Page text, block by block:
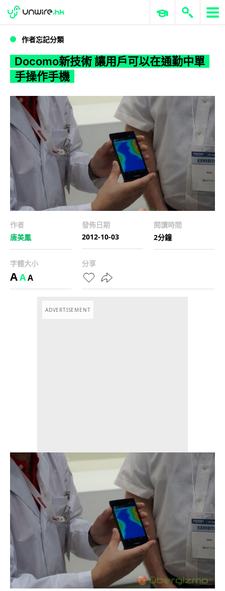
WWDC 2026 ERP 與商業 AI
作者忘記分類
Docomo新技術 讓用戶可以在通勤中單
手操作手機
作者
唐美鳳
發佈日期
2012-10-03
閱讀時間
2分鐘
字體大小
AAA
分享
ADVERTISEMENT